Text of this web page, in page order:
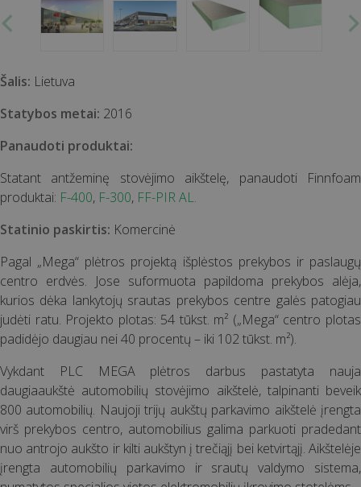
Šalis: Lietuva
Statybos metai: 2016
Panaudoti produktai:
Statant antžeminę stovėjimo aikštelę, panaudoti Finnfoam
produktai: F-400, F-300, FF-PIR AL.
Statinio paskirtis: Komercinė
Pagal „Mega“ plėtros projektą išplėstos prekybos ir paslaugų
centro erdvės. Jose suformuota papildoma prekybos alėja,
kurios dėka lankytojų srautas prekybos centre galės patogiau
judėti ratu. Projekto plotas: 54 tūkst. m² („Mega“ centro plotas
padidėjo daugiau nei 40 procentų – iki 102 tūkst. m²).
Vykdant PLC MEGA plėtros darbus pastatyta nauja
daugiaaukštė automobilių stovėjimo aikštelė, talpinanti beveik
800 automobilių. Naujoji trijų aukštų parkavimo aikštelė įrengta
virš prekybos centro, automobilius galima parkuoti pradedant
nuo antrojo aukšto ir kilti aukštyn į trečiąjį bei ketvirtąjį. Aikštelėje
įrengta automobilių parkavimo ir srautų valdymo sistema,